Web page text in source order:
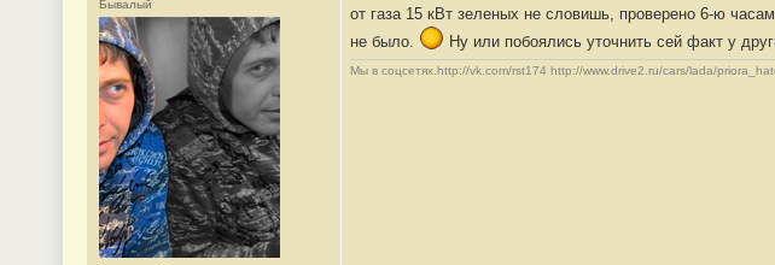
Бывалый
о
б
е
от газа 15 кВт зеленых не словишь, проверено 6-ю
не было.
Ну или побоялись уточнить сей факт у
Мы в соцсетях.http://vk.com/rst174 http://www.drive2.ru/cars/lada/